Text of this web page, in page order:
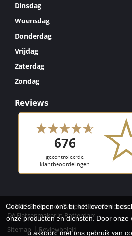
Dinsdag
Woensdag
Donderdag
Vrijdag
Zaterdag
Zondag
Reviews
© 2026 Berkenpeis Tweewielers.
Dé Fietsenmaker in Rotterdam
Sitemap
Reviewbeleid
Cookies helpen ons bij het leveren,
onze producten en diensten. Door onze
u akkoord met ons gebruik van